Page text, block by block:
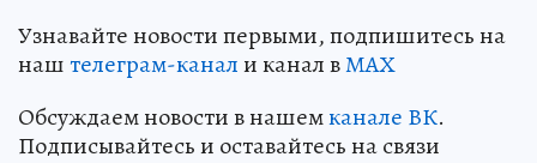
Узнавайте новости первыми, подпишитесь на
наштелеграм-канали канал вМАХ
Обсуждаем новости в нашемканале ВК.
Подписывайтесь и оставайтесь на связи